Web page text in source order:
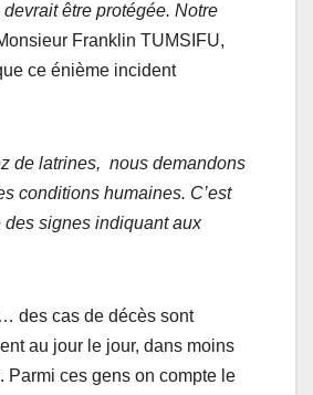
être protégée. Notre
Franklin TUMSIFU,
ce énième incident
de latrines, nous demandons
conditions humaines. C’est
signes indiquant aux
des cas de décès sont
au jour le jour, dans moins
Parmi ces gens on compte le